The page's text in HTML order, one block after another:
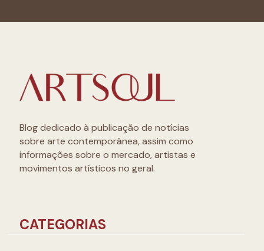
Blog dedicado à publicação de notícias
sobre arte contemporânea, assim como
informações sobre o mercado, artistas e
movimentos artísticos no geral.
CATEGORIAS